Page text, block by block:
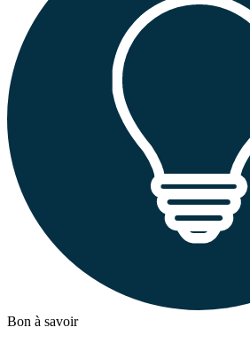
Bon à savoir